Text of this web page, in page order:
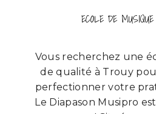
ECOLE DE
Vous recherchez une
de qualité à Trouy
perfectionner votre
Le Diapason Musipro